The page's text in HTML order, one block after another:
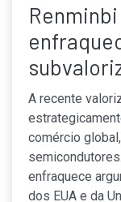
A recente
comércio
enfraquece
dos EUA e da